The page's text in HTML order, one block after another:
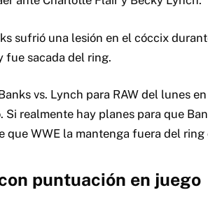
sufrió una lesión en el cóccix
fue sacada del ring.
vs. Lynch para RAW del lunes
Si realmente hay planes para que
que WWE la mantenga fuera del
puntuación en juego